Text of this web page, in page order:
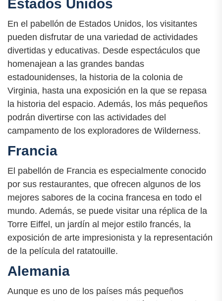
Estados Unidos
En el pabellón de Estados Unidos, los visitantes
pueden disfrutar de una variedad de actividades
divertidas y educativas. Desde espectáculos que
homenajean a las grandes bandas
estadounidenses, la historia de la colonia de
Virginia, hasta una exposición en la que se repasa
la historia del espacio. Además, los más pequeños
podrán divertirse con las actividades del
campamento de los exploradores de Wilderness.
Francia
El pabellón de Francia es especialmente conocido
por sus restaurantes, que ofrecen algunos de los
mejores sabores de la cocina francesa en todo el
mundo. Además, se puede visitar una réplica de la
Torre Eiffel, un jardín al mejor estilo francés, la
exposición de arte impresionista y la representación
de la película del ratatouille.
Alemania
Aunque es uno de los países más pequeños